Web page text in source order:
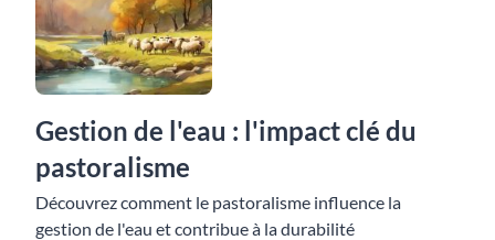
Gestion de l'eau : l'impact clé du
pastoralisme
Découvrez comment le pastoralisme influence la
gestion de l'eau et contribue à la durabilité